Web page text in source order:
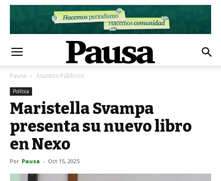
Pausa Asuntos Públicos
Política
Maristella Svampa
presenta su nuevo libro
en Nexo
Por Pausa - Oct 15, 2025